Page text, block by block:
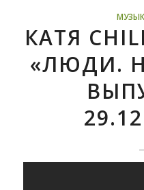
КАТЯ
«ЛЮДИ.